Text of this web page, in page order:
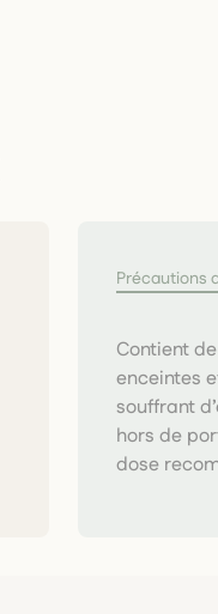
Précautions
Contient
enceintes
souffrant
hors de
dose